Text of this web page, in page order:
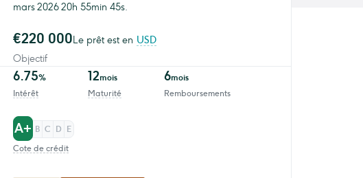
mars 2026 20h 55min 45s.
€220 000Le prêt est en USD
Objectif
6.75%
Intérêt
12mois
Maturité
6mois
Remboursements
A+ B C D
E
Cote de crédit